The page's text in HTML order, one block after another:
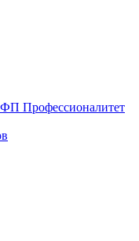
ФП Профессионалитет